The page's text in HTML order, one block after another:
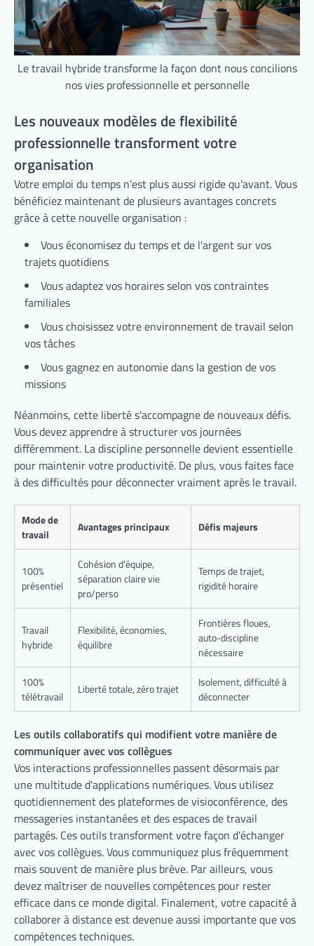
Le travail hybride transforme la façon dont nous concilions
nos vies professionnelle et personnelle
Les nouveaux modèles de flexibilité
professionnelle transforment votre
organisation
Votre emploi du temps n'est plus aussi rigide qu'avant. Vous
bénéficiez maintenant de plusieurs avantages concrets
grâce à cette nouvelle organisation :
Vous économisez du temps et de l'argent sur vos
trajets quotidiens
Vous adaptez vos horaires selon vos contraintes
familiales
Vous choisissez votre environnement de travail selon
vos tâches
Vous gagnez en autonomie dans la gestion de vos
missions
Néanmoins, cette liberté s'accompagne de nouveaux défis.
Vous devez apprendre à structurer vos journées
différemment. La discipline personnelle devient essentielle
pour maintenir votre productivité. De plus, vous faites face
à des difficultés pour déconnecter vraiment après le travail.
Mode de
travail
Avantages principaux Défis majeurs
100%
présentiel
Cohésion d'équipe,
séparation claire vie
pro/perso
Temps de trajet,
rigidité horaire
Travail
hybride
Flexibilité, économies,
équilibre
Frontières floues,
auto-discipline
nécessaire
100%
télétravail
Liberté totale, zéro trajet
Isolement, difficulté à
déconnecter
Les outils collaboratifs qui modifient votre manière de
communiquer avec vos collègues
Vos interactions professionnelles passent désormais par
une multitude d'applications numériques. Vous utilisez
quotidiennement des plateformes de visioconférence, des
messageries instantanées et des espaces de travail
partagés. Ces outils transforment votre façon d'échanger
avec vos collègues. Vous communiquez plus fréquemment
mais souvent de manière plus brève. Par ailleurs, vous
devez maîtriser de nouvelles compétences pour rester
efficace dans ce monde digital. Finalement, votre capacité à
collaborer à distance est devenue aussi importante que vos
compétences techniques.